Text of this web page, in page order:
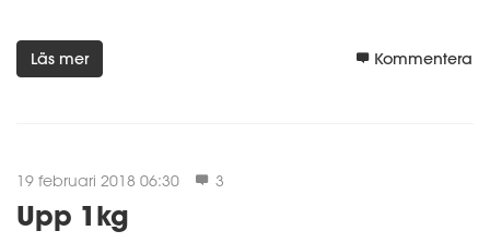
Läs mer Kommentera
19 februari 2018 06:30 3
Upp 1kg